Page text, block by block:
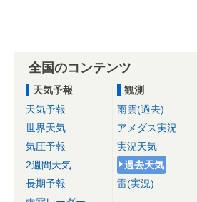
全国のコンテンツ
天気予報
天気予報
世界天気
気圧予報
2週間天気
長期予報
観測
雨雲(過去)
アメダス実況
実況天気
過去天気
雷(実況)